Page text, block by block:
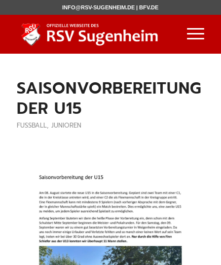
INFO@RSV-SUGENHEIM.DE |BFV.DE
SAISONVORBEREITUNG
DER U15
FUSSBALL, JUNIOREN